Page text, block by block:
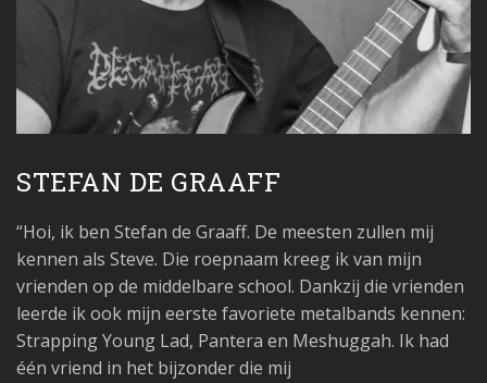
STEFAN DE GRAAFF
“Hoi, ik ben Stefan de Graaff. De meesten zullen mij
kennen als Steve. Die roepnaam kreeg ik van mijn
vrienden op de middelbare school. Dankzij die vrienden
leerde ik ook mijn eerste favoriete metalbands kennen:
Strapping Young Lad, Pantera en Meshuggah. Ik had
één vriend in het bijzonder die mij